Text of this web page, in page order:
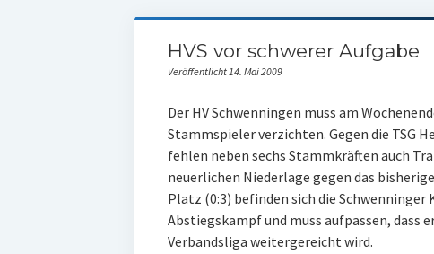
HVS vor schwerer Aufgabe
Veröffentlicht 14. Mai 2009
Der HV Schwenningen muss am
Stammspieler verzichten. Gegen die TSG
fehlen neben sechs Stammkräften auch
neuerlichen Niederlage gegen das
Platz (0:3) befinden sich die
Abstiegskampf und muss aufpassen, dass
Verbandsliga weitergereicht wird.